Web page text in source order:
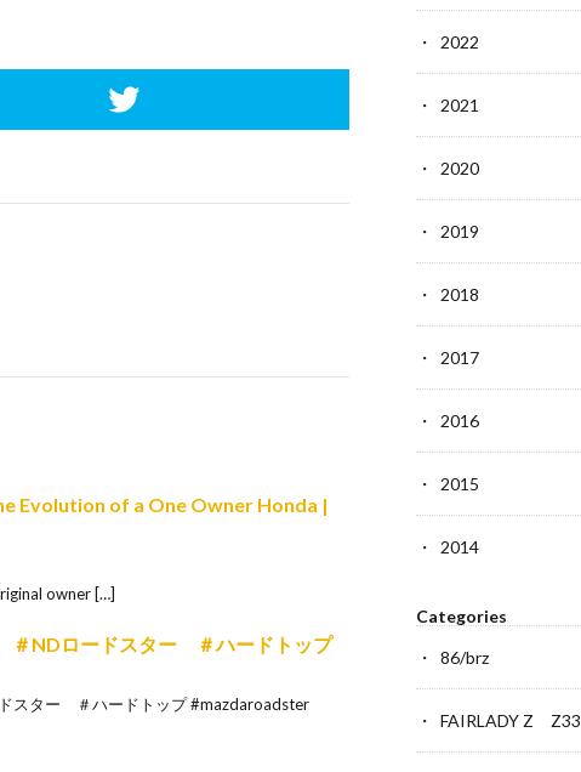
Evolution of a One Owner Honda |
owner […]
NDロードスター ＃ハードトップ
スター ＃ハードトップ #mazdaroadster
2022
2021
2020
2019
2018
2017
2016
2015
2014
Categories
86/brz
FAIRLADY Z Z33